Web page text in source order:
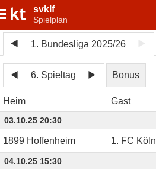
svklf
Spielplan
1. Bundesliga 2025/26
6. Spieltag Bonus
Heim Gast
03.10.25 20:30
1899 Hoffenheim 1. FC Köln
04.10.25 15:30